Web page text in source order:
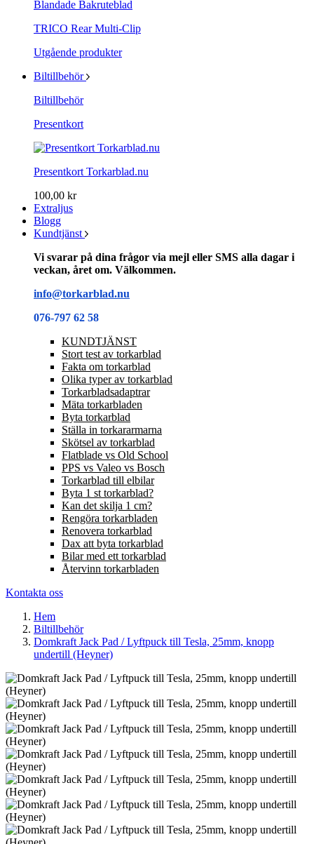
Blandade Bakruteblad
TRICO Rear Multi-Clip
Utgående produkter
Biltillbehör
Biltillbehör
Presentkort
Presentkort Torkarblad.nu
100,00 kr
Extraljus
Blogg
Kundtjänst
Vi svarar på dina frågor via mejl eller SMS alla dagar i
veckan, året om. Välkommen.
info@torkarblad.nu
076-797 62 58
KUNDTJÄNST
Stort test av torkarblad
Fakta om torkarblad
Olika typer av torkarblad
Torkarbladsadaptrar
Mäta torkarbladen
Byta torkarblad
Ställa in torkararmarna
Skötsel av torkarblad
Flatblade vs Old School
PPS vs Valeo vs Bosch
Torkarblad till elbilar
Byta 1 st torkarblad?
Kan det skilja 1 cm?
Rengöra torkarbladen
Renovera torkarblad
Dax att byta torkarblad
Bilar med ett torkarblad
Återvinn torkarbladen
Kontakta oss
Hem
Biltillbehör
Domkraft Jack Pad / Lyftpuck till Tesla, 25mm, knopp
undertill (Heyner)